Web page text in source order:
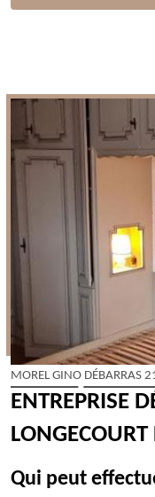
MOREL GINO DÉBARRAS
ENTREPRISE
Qui peut